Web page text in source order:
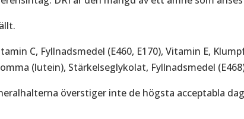
C, Fyllnadsmedel (E460, E170), Vitamin E,
(lutein), Stärkelseglykolat, Fyllnadsmedel
överstiger inte de högsta acceptabla